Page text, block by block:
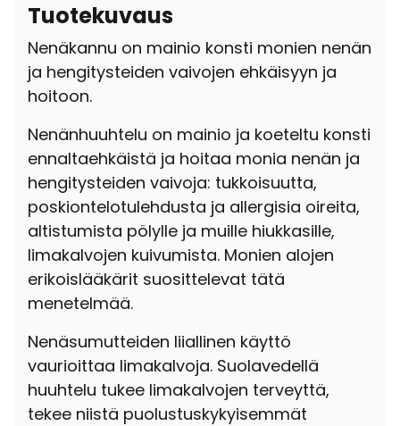
Tuotekuvaus
Nenäkannu on mainio konsti monien nenän
ja hengitysteiden vaivojen ehkäisyyn ja
hoitoon.
Nenänhuuhtelu on mainio ja koeteltu konsti
ennaltaehkäistä ja hoitaa monia nenän ja
hengitysteiden vaivoja: tukkoisuutta,
poskiontelotulehdusta ja allergisia oireita,
altistumista pölylle ja muille hiukkasille,
limakalvojen kuivumista. Monien alojen
erikoislääkärit suosittelevat tätä
menetelmää.
Nenäsumutteiden liiallinen käyttö
vaurioittaa limakalvoja. Suolavedellä
huuhtelu tukee limakalvojen terveyttä,
tekee niistä puolustuskykyisemmät